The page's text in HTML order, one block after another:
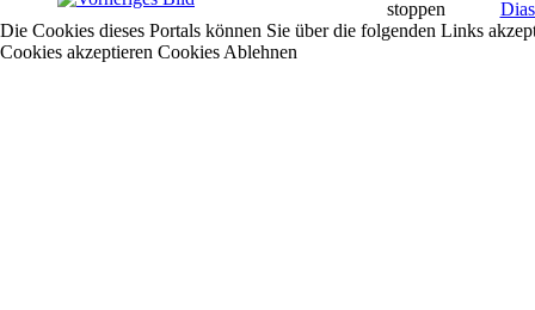
Die Cookies dieses Portals können Sie über die folgenden Links
Cookies akzeptieren Cookies Ablehnen